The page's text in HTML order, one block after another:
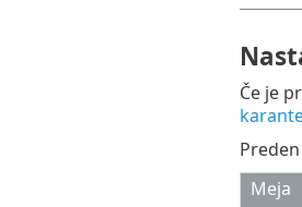
Če je
Meja